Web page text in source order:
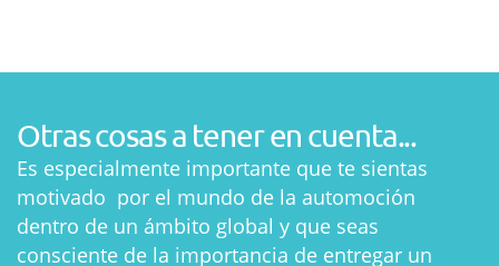
Otras cosas a tener en cuenta...
Es especialmente importante que te sientas
motivado por el mundo de la automoción
dentro de un ámbito global y que seas
consciente de la importancia de entregar un